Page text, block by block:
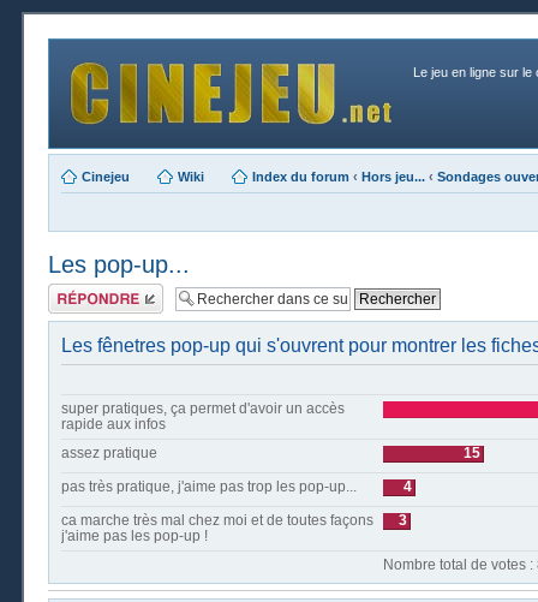
Le jeu en ligne sur le
Cinejeu Wiki Index du forum ‹ Hors jeu... ‹ Sondages
Les pop-up...
Publier une
réponse
Les fênetres pop-up qui s'ouvrent pour montrer les
super pratiques, ça permet d'avoir un accès
rapide aux infos
assez pratique
15
pas très pratique, j'aime pas trop les pop-up...
4
ca marche très mal chez moi et de toutes façons
j'aime pas les pop-up !
3